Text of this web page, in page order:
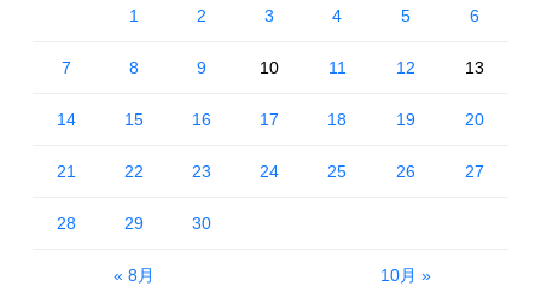
« 8月 10月 »
1 2 3 4 5 6
7 8 9 10 11 12 13
14 15 16 17 18 19 20
21 22 23 24 25 26 27
28 29 30